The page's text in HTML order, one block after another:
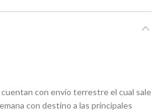
con envío terrestre el cual sale
con destino a las principales